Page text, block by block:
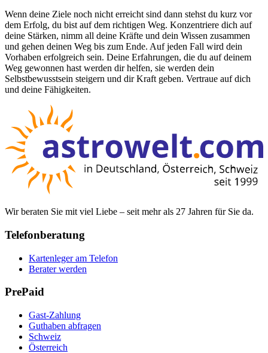
Wenn deine Ziele noch nicht erreicht sind dann stehst du kurz vor
dem Erfolg, du bist auf dem richtigen Weg. Konzentriere dich auf
deine Stärken, nimm all deine Kräfte und dein Wissen zusammen
und gehen deinen Weg bis zum Ende. Auf jeden Fall wird dein
Vorhaben erfolgreich sein. Deine Erfahrungen, die du auf deinem
Weg gewonnen hast werden dir helfen, sie werden dein
Selbstbewusstsein steigern und dir Kraft geben. Vertraue auf dich
und deine Fähigkeiten.
Wir beraten Sie mit viel Liebe – seit mehr als 27 Jahren für Sie da.
Telefonberatung
Kartenleger am Telefon
Berater werden
PrePaid
Gast-Zahlung
Guthaben abfragen
Schweiz
Österreich